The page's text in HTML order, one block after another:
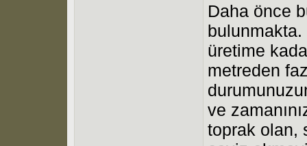
Daha önce
üretime
metreden
ve
toprak olan,